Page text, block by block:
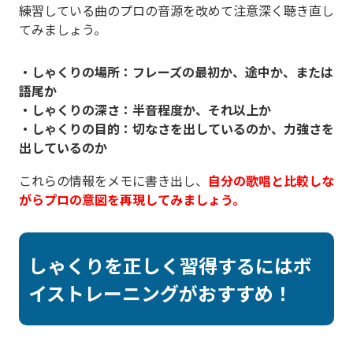
練習している曲のプロの音源を改めて注意深く聴き直し
てみましょう。
・しゃくりの場所：フレーズの最初か、途中か、または
語尾か
・しゃくりの深さ：半音程度か、それ以上か
・しゃくりの目的：切なさを出しているのか、力強さを
出しているのか
これらの情報をメモに書き出し、 自分の歌唱と比較しな
がらプロの意図を再現してみましょう。
しゃくりを正しく習得するにはボ
イストレーニングがおすすめ！